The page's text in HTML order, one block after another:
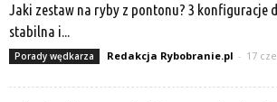
Jaki zestaw na ryby z pontonu? 3 konfiguracje
stabilna i...
Porady wędkarza Redakcja Rybobranie.pl - 17